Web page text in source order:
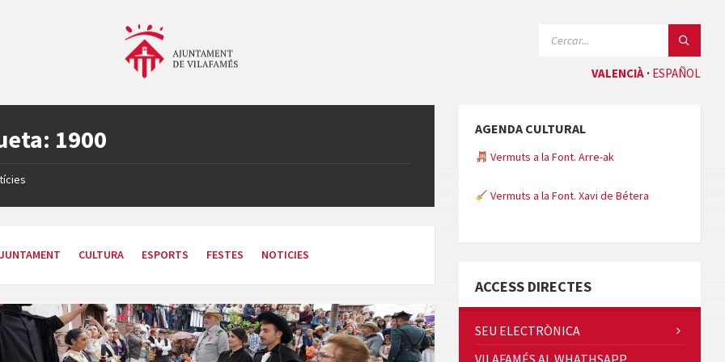
VALENCIÀ ESPAÑOL
1900
CULTURA ESPORTS FESTES NOTICIES
AGENDA CULTURAL
Vermuts a la Font. Arre-ak
Vermuts a la Font. Xavi de Bétera
ACCESS DIRECTES
SEU ELECTRÒNICA